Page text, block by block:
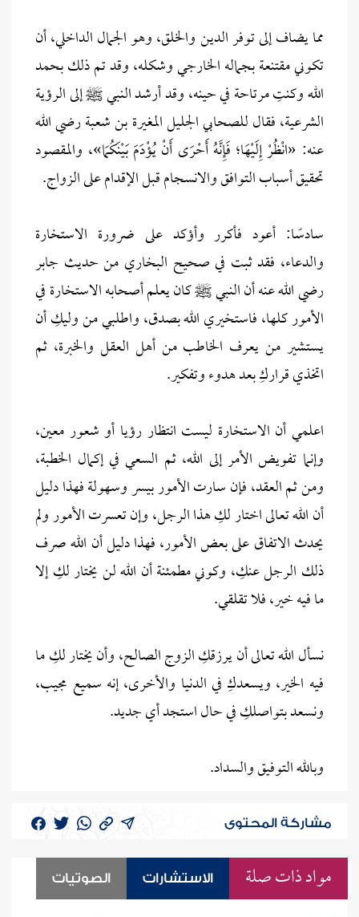
مما يضاف إلى توفر الدين والخلق، وهو الجمال الداخلي، أن
تكوني مقتنعة بجماله الخارجي وشكله، وقد تم ذلك بحمد
الله وكنتِ مرتاحة في حينه، وقد أرشد النبي ﷺ إلى الرؤية
الشرعية، فقال للصحابي الجليل المغيرة بن شعبة رضي الله
عنه: «انْظُرْ إِلَيْهَا؛ فَإِنَّهُ أَحْرَى أَنْ يُؤْدَمَ بَيْنَكُمَا»، والمقصود
تحقيق أسباب التوافق والانسجام قبل الإقدام على الزواج.
سادسًا: أعود فأكرر وأؤكد على ضرورة الاستخارة
والدعاء، فقد ثبت في صحيح البخاري من حديث جابر
رضي الله عنه أن النبي ﷺ كان يعلم أصحابه الاستخارة في
الأمور كلها، فاستخيري الله بصدق، واطلبي من وليكِ أن
يستشير من يعرف الخاطب من أهل العقل والخبرة، ثم
اتخذي قراركِ بعد هدوء وتفكير.
اعلمي أن الاستخارة ليست انتظار رؤيا أو شعور معين،
وإنما تفويض الأمر إلى الله، ثم السعي في إكمال الخطبة،
ومن ثم العقد، فإن سارت الأمور بيسر وسهولة فهذا دليل
أن الله تعالى اختار لكِ هذا الرجل، وإن تعسرت الأمور ولم
يحدث الاتفاق على بعض الأمور، فهذا دليل أن الله صرف
ذلك الرجل عنكِ، وكوني مطمئنة أن الله لن يختار لكِ إلا
ما فيه خير، فلا تقلقي.
نسأل الله تعالى أن يرزقكِ الزوج الصالح، وأن يختار لكِ ما
فيه الخير، ويسعدكِ في الدنيا والأخرى، إنه سميع مجيب،
ونسعد بتواصلكِ في حال استجد أي جديد.
وبالله التوفيق والسداد.
مشاركة المحتوى
مواد ذات صلة الاستشارات الصوتيات